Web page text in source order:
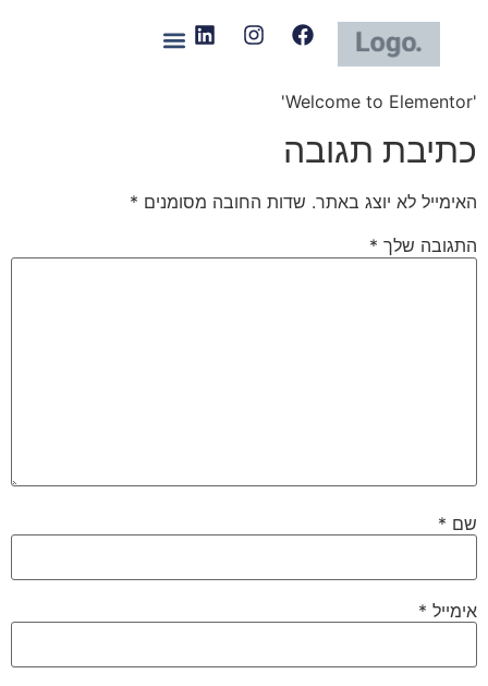
'Welcome to Elementor'
כתיבת תגובה
האימייל לא יוצג באתר. שדות החובה מסומנים *
התגובה שלך *
שם *
אימייל *